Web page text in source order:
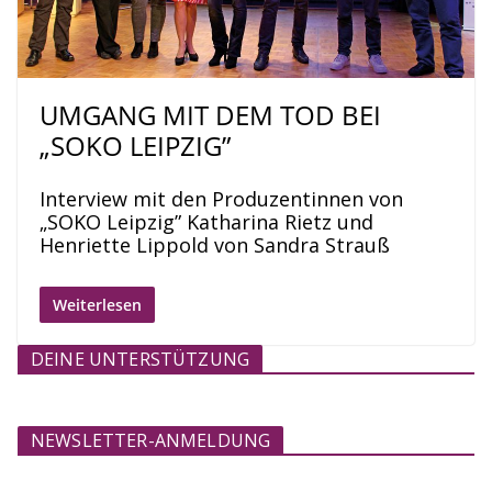
UMGANG MIT DEM TOD BEI
„SOKO LEIPZIG”
Interview mit den Produzentinnen von
„SOKO Leipzig” Katharina Rietz und
Henriette Lippold von Sandra Strauß
Weiterlesen
DEINE UNTERSTÜTZUNG
NEWSLETTER-ANMELDUNG